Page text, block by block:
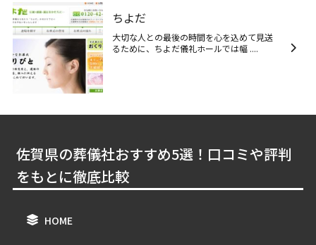
ちよだ
大切な人との最後の時間を心を込めて見送
るために、ちよだ儀礼ホールでは幅 ....
佐賀県の葬儀社おすすめ5選！口コミや評判
をもとに徹底比較
HOME